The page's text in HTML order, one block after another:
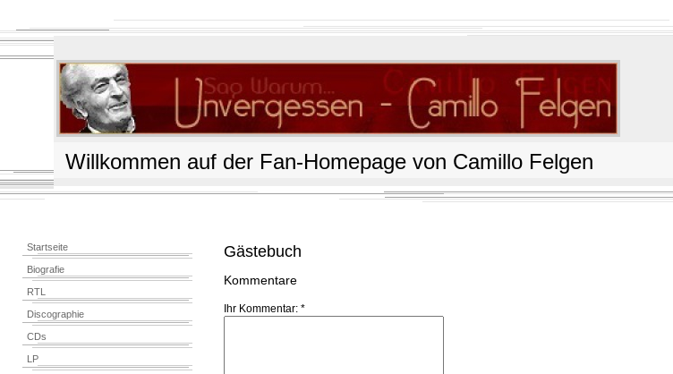
Willkommen auf der Fan-Homepage von Camillo Felgen
Startseite
Biografie
RTL
Discographie
CDs
LP
Gästebuch
Kommentare
Ihr Kommentar: *